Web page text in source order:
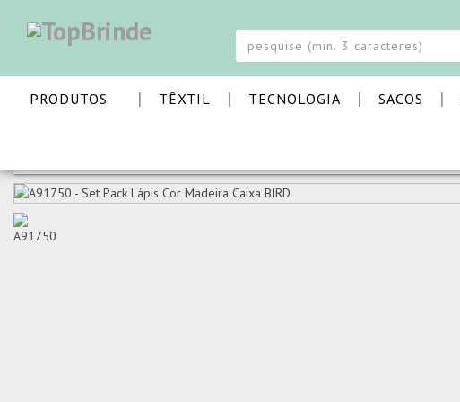
PRODUTOS | TÊXTIL | TECNOLOGIA | SACOS |